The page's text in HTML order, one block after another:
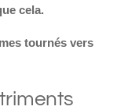
cela.
tournés vers